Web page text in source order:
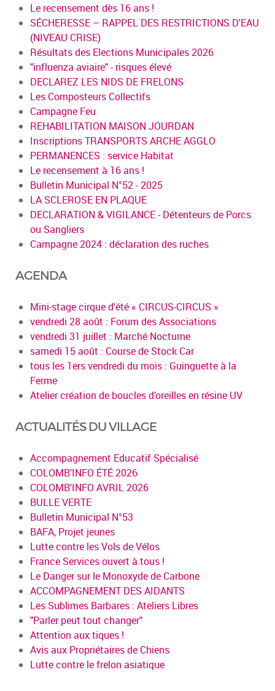
Le recensement dès 16 ans !
SÉCHERESSE – RAPPEL DES RESTRICTIONS D'EAU
(NIVEAU CRISE)
Résultats des Elections Municipales 2026
"influenza aviaire" - risques élevé
DECLAREZ LES NIDS DE FRELONS
Les Composteurs Collectifs
Campagne Feu
REHABILITATION MAISON JOURDAN
Inscriptions TRANSPORTS ARCHE AGGLO
PERMANENCES : service Habitat
Le recensement à 16 ans !
Bulletin Municipal N°52 - 2025
LA SCLEROSE EN PLAQUE
DECLARATION & VIGILANCE - Détenteurs de Porcs
ou Sangliers
Campagne 2024 : déclaration des ruches
AGENDA
Mini-stage cirque d'été « CIRCUS-CIRCUS »
vendredi 28 août : Forum des Associations
vendredi 31 juillet : Marché Nocturne
samedi 15 août : Course de Stock Car
tous les 1ers vendredi du mois : Guinguette à la
Ferme
Atelier création de boucles d’oreilles en résine UV
ACTUALITÉS DU VILLAGE
Accompagnement Educatif Spécialisé
COLOMB'INFO ÉTÉ 2026
COLOMB'INFO AVRIL 2026
BULLE VERTE
Bulletin Municipal N°53
BAFA, Projet jeunes
Lutte contre les Vols de Vélos
France Services ouvert à tous !
Le Danger sur le Monoxyde de Carbone
ACCOMPAGNEMENT DES AIDANTS
Les Sublimes Barbares : Ateliers Libres
"Parler peut tout changer"
Attention aux tiques !
Avis aux Propriétaires de Chiens
Lutte contre le frelon asiatique